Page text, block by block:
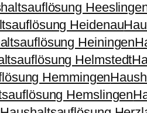
Heidenau
Heiningen
Helmstedt
Hemmingen
Hemslingen